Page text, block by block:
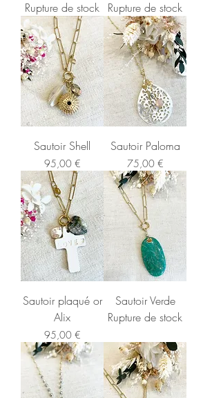
Rupture de stock Rupture de stock
Sautoir Shell
Prix
95,00 €
Sautoir Paloma
Prix
75,00 €
Sautoir plaqué or
Alix
Prix
95,00 €
Sautoir Verde
Rupture de stock